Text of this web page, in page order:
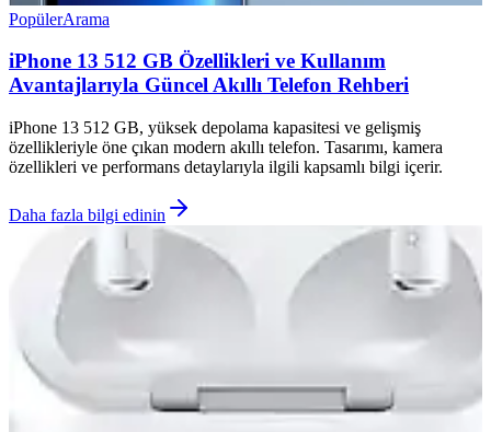
PopülerArama
iPhone 13 512 GB Özellikleri ve Kullanım
Avantajlarıyla Güncel Akıllı Telefon Rehberi
iPhone 13 512 GB, yüksek depolama kapasitesi ve gelişmiş
özellikleriyle öne çıkan modern akıllı telefon. Tasarımı, kamera
özellikleri ve performans detaylarıyla ilgili kapsamlı bilgi içerir.
Daha fazla bilgi edinin